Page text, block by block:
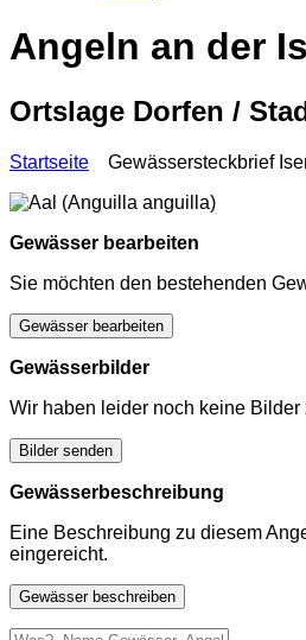
Angeln an der
Ortslage Dorfen /
Startseite Gewässersteckbrief
Gewässer bearbeiten
Sie möchten den bestehenden
Gewässer bearbeiten
Gewässerbilder
Wir haben leider noch keine Bilder
Bilder senden
Gewässerbeschreibung
Eine Beschreibung zu diesem
eingereicht.
Gewässer beschreiben